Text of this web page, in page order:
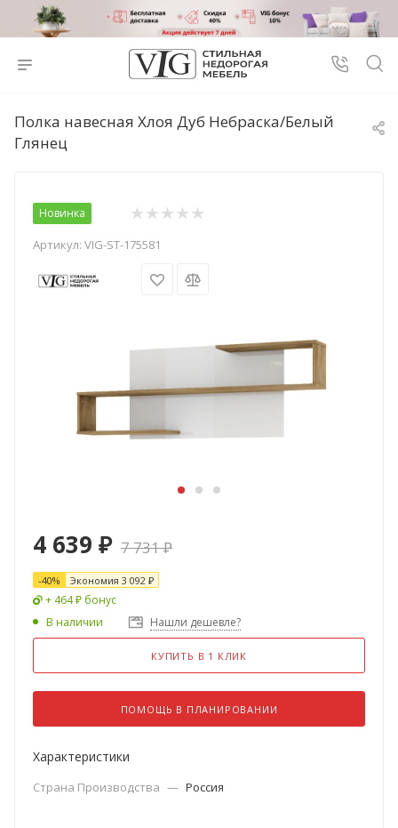
Полка навесная Хлоя Дуб Небраска/Белый
Глянец
Новинка
Артикул: VIG-ST-175581
4 639 ₽ 7 731₽
-40% Экономия 3 092 ₽
+ 464 ₽ бонус
В наличии
Нашли дешевле?
КУПИТЬ В 1 КЛИК
ПОМОЩЬ В ПЛАНИРОВАНИИ
Характеристики
Страна Производства — Россия